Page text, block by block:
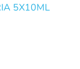
5X10ML